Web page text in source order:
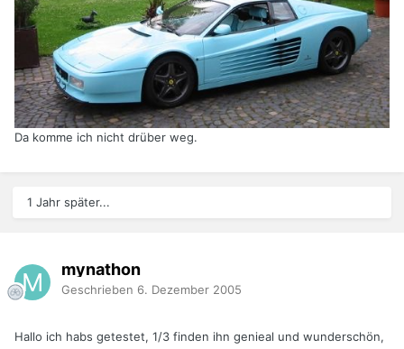
Da komme ich nicht drüber weg.
1 Jahr später...
mynathon
Geschrieben 6. Dezember 2005
Hallo ich habs getestet, 1/3 finden ihn genieal und wunderschön,